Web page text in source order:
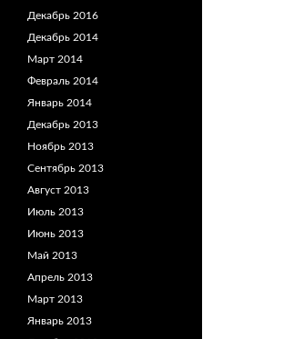
Декабрь 2016
Декабрь 2014
Март 2014
Февраль 2014
Январь 2014
Декабрь 2013
Ноябрь 2013
Сентябрь 2013
Август 2013
Июль 2013
Июнь 2013
Май 2013
Апрель 2013
Март 2013
Январь 2013